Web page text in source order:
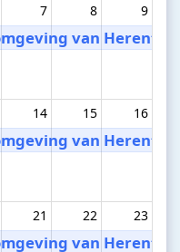
van
7 8 9
van
14 15 16
van
21 22 23